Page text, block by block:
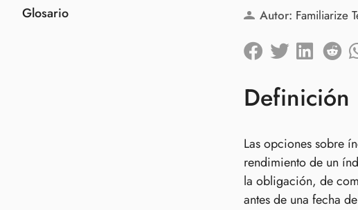
Glosario
Autor: Familiarize
Definición
Las opciones sobre
rendimiento de un
la obligación, de
antes de una fecha